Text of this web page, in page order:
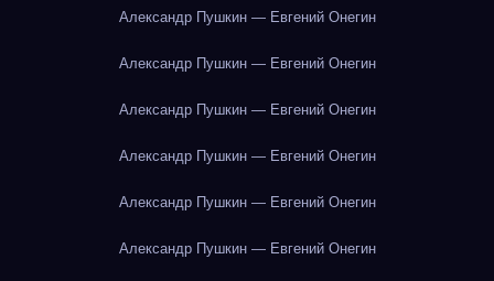
Александр Пушкин — Евгений Онегин
Александр Пушкин — Евгений Онегин
Александр Пушкин — Евгений Онегин
Александр Пушкин — Евгений Онегин
Александр Пушкин — Евгений Онегин
Александр Пушкин — Евгений Онегин